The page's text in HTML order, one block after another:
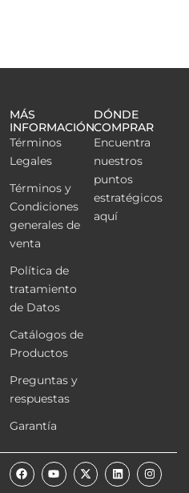
MÁS
INFORMACIÓN
Términos
Legales
Términos y
Condiciones
generales de
venta
Política de
tratamiento
de Datos
Catálogos de
Productos
Preguntas y
respuestas
Garantía
DÓNDE
COMPRAR
Encuentra
nuestros
puntos
estratégicos
aquí
F
a
c
Y
o
u
X
-
t
L
i
n
I
n
s